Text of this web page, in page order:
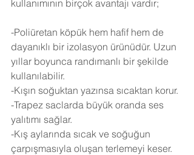
kullanımının birçok avantajı vardır;
-Poliüretan köpük hem hafif hem de
dayanıklı bir izolasyon ürünüdür. Uzun
yıllar boyunca randımanlı bir şekilde
kullanılabilir.
-Kışın soğuktan yazınsa sıcaktan korur.
-Trapez saclarda büyük oranda ses
yalıtımı sağlar.
-Kış aylarında sıcak ve soğuğun
çarpışmasıyla oluşan terlemeyi keser.